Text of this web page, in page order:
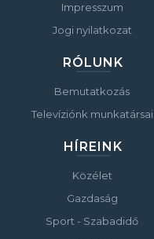
Impresszum
Jogi nyilatkozat
RÓLUNK
Bemutatkozás
Televíziónk munkatársai
HÍREINK
Közélet
Gazdaság
Sport - Szabadidő